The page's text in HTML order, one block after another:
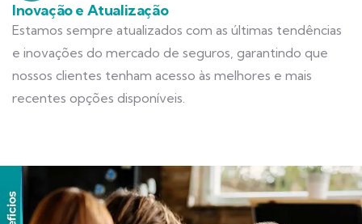
Inovação e Atualização
Estamos sempre atualizados com as últimas tendências
e inovações do mercado de seguros, garantindo que
nossos clientes tenham acesso às melhores e mais
recentes opções disponíveis.